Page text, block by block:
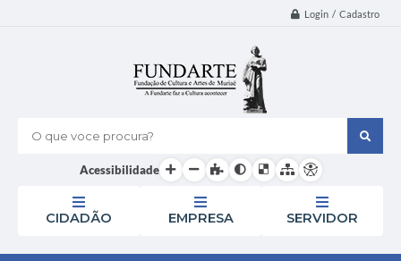
Login / Cadastro
O que voce procura?
Acessibilidade
CIDADÃO EMPRESA SERVIDOR